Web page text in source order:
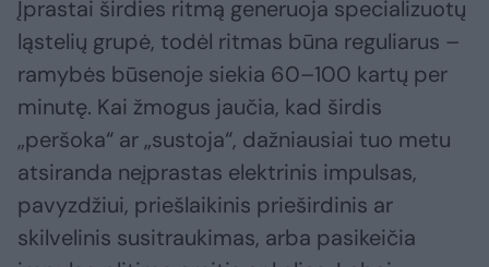
Įprastai širdies ritmą generuoja specializuotų
ląstelių grupė, todėl ritmas būna reguliarus –
ramybės būsenoje siekia 60–100 kartų per
minutę. Kai žmogus jaučia, kad širdis
„peršoka“ ar „sustoja“, dažniausiai tuo metu
atsiranda neįprastas elektrinis impulsas,
pavyzdžiui, priešlaikinis prieširdinis ar
skilvelinis susitraukimas, arba pasikeičia